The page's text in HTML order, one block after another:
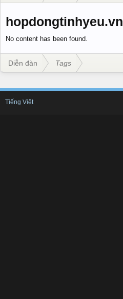
hopdongtinhyeu.vn
No content has been found.
Diễn đàn Tags
Tiếng Việt